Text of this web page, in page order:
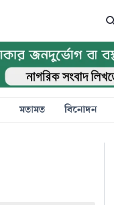
মতামত বিনোদন